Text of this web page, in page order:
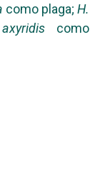
como plaga;H.
como